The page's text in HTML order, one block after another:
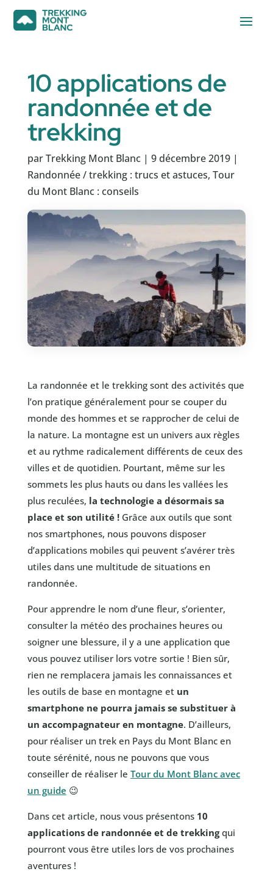
10 applications de
randonnée et de
trekking
parTrekking Mont Blanc| 9 décembre 2019|
Randonnée / trekking : trucs et astuces, Tour
du Mont Blanc : conseils
La randonnée et le trekking sont des activités que
l’on pratique généralement pour se couper du
monde des hommes et se rapprocher de celui de
la nature. La montagne est un univers aux règles
et au rythme radicalement différents de ceux des
villes et de quotidien. Pourtant, même sur les
sommets les plus hauts ou dans les vallées les
plus reculées, la technologie a désormais sa
place et son utilité !Grâce aux outils que sont
nos smartphones, nous pouvons disposer
d’applications mobiles qui peuvent s’avérer très
utiles dans une multitude de situations en
randonnée.
Pour apprendre le nom d’une fleur, s’orienter,
consulter la météo des prochaines heures ou
soigner une blessure, il y a une application que
vous pouvez utiliser lors votre sortie ! Bien sûr,
rien ne remplacera jamais les connaissances et
les outils de base en montagne et un
smartphone ne pourra jamais se substituer à
un accompagnateur en montagne. D’ailleurs,
pour réaliser un trek en Pays du Mont Blanc en
toute sérénité, nous ne pouvons que vous
conseiller de réaliser le Tour du Mont Blanc avec
un guide 😉
Dans cet article, nous vous présentons 10
applications de randonnée et de trekkingqui
pourront vous être utiles lors de vos prochaines
aventures !